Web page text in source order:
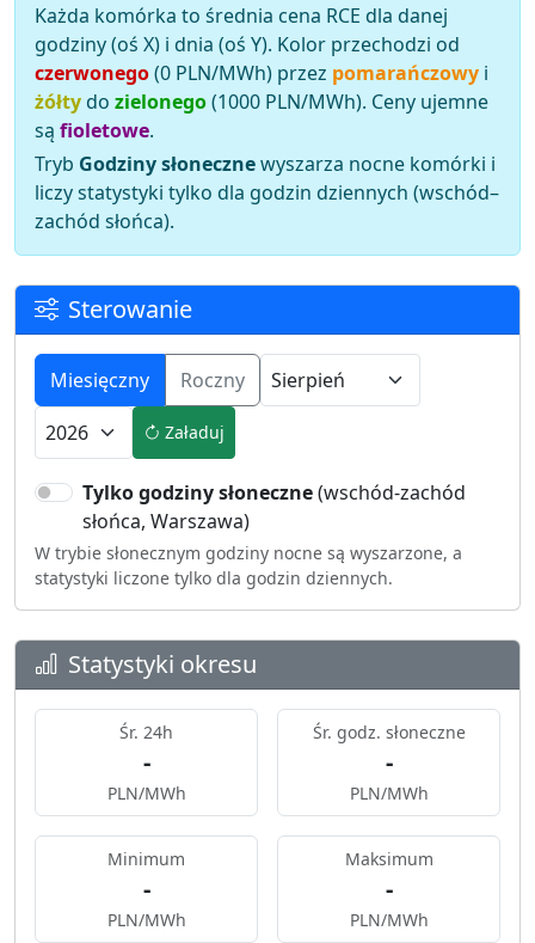
Każda komórka to średnia cena RCE dla danej
godziny (oś X) i dnia (oś Y). Kolor przechodzi od
czerwonego(0 PLN/MWh) przez pomarańczowy i
żółty do zielonego(1000 PLN/MWh). Ceny ujemne
są fioletowe.
Tryb Godziny słonecznewyszarza nocne komórki i
liczy statystyki tylko dla godzin dziennych (wschód–
zachód słońca).
Sterowanie
Miesięczny Roczny
Załaduj
Tylko godziny słoneczne(wschód-zachód
słońca, Warszawa)
W trybie słonecznym godziny nocne są wyszarzone, a
statystyki liczone tylko dla godzin dziennych.
Statystyki okresu
Śr. 24h
-
PLN/MWh
Śr. godz. słoneczne
-
PLN/MWh
Minimum
-
PLN/MWh
Maksimum
-
PLN/MWh